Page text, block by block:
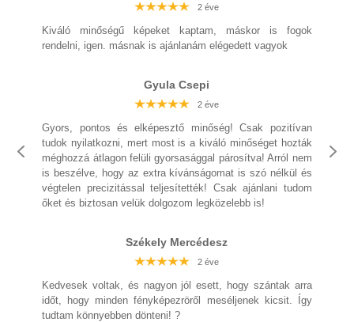
2 éve
Kiváló minőségű képeket kaptam, máskor is fogok
rendelni, igen. másnak is ajánlanám elégedett vagyok
Gyula Csepi
2 éve
Gyors, pontos és elképesztő minőség! Csak pozitívan
tudok nyilatkozni, mert most is a kiváló minőséget hozták
méghozzá átlagon felüli gyorsasággal párosítva! Arról nem
is beszélve, hogy az extra kívánságomat is szó nélkül és
végtelen precizitással teljesítették! Csak ajánlani tudom
őket és biztosan velük dolgozom legközelebb is!
Székely Mercédesz
2 éve
Kedvesek voltak, és nagyon jól esett, hogy szántak arra
időt, hogy minden fényképezröről meséljenek kicsit. Így
tudtam könnyebben dönteni! ?
2 éve
2 éve
2 éve
2 éve
2 éve
2 éve
2 éve
2 éve
2 éve
2 éve
2 éve
2 éve
2 éve
2 éve
2 éve